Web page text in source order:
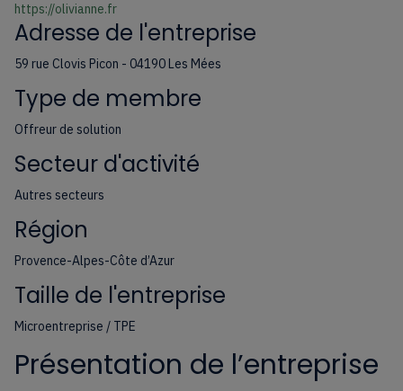
https://olivianne.fr
Adresse de l'entreprise
59 rue Clovis Picon - 04190 Les Mées
Type de membre
Offreur de solution
Secteur d'activité
Autres secteurs
Région
Provence-Alpes-Côte d’Azur
Taille de l'entreprise
Microentreprise / TPE
Présentation de l’entreprise